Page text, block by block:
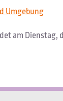
Umgebung
am Dienstag,